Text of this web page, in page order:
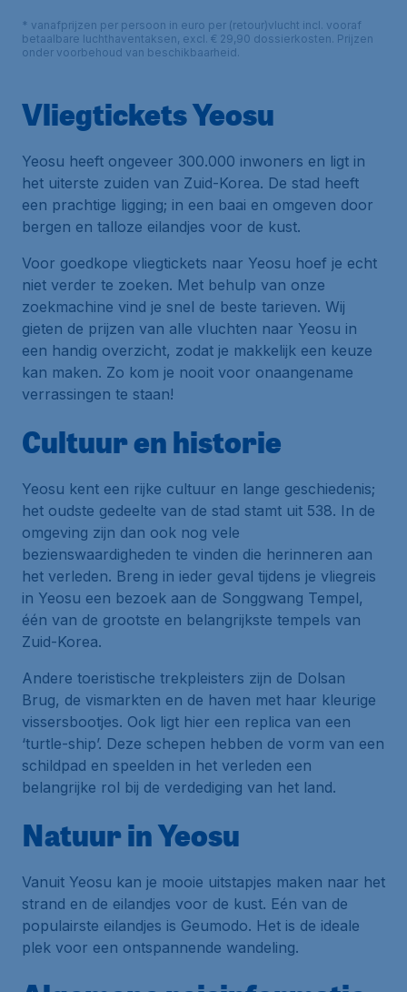
* vanafprijzen per persoon in euro per (retour)vlucht incl. vooraf
betaalbare luchthaventaksen, excl. € 29,90 dossierkosten. Prijzen
onder voorbehoud van beschikbaarheid.
Vliegtickets Yeosu
Yeosu heeft ongeveer 300.000 inwoners en ligt in
het uiterste zuiden van Zuid-Korea. De stad heeft
een prachtige ligging; in een baai en omgeven door
bergen en talloze eilandjes voor de kust.
Voor goedkope vliegtickets naar Yeosu hoef je echt
niet verder te zoeken. Met behulp van onze
zoekmachine vind je snel de beste tarieven. Wij
gieten de prijzen van alle vluchten naar Yeosu in
een handig overzicht, zodat je makkelijk een keuze
kan maken. Zo kom je nooit voor onaangename
verrassingen te staan!
Cultuur en historie
Yeosu kent een rijke cultuur en lange geschiedenis;
het oudste gedeelte van de stad stamt uit 538. In de
omgeving zijn dan ook nog vele
bezienswaardigheden te vinden die herinneren aan
het verleden. Breng in ieder geval tijdens je vliegreis
in Yeosu een bezoek aan de Songgwang Tempel,
één van de grootste en belangrijkste tempels van
Zuid-Korea.
Andere toeristische trekpleisters zijn de Dolsan
Brug, de vismarkten en de haven met haar kleurige
vissersbootjes. Ook ligt hier een replica van een
‘turtle-ship’. Deze schepen hebben de vorm van een
schildpad en speelden in het verleden een
belangrijke rol bij de verdediging van het land.
Natuur in Yeosu
Vanuit Yeosu kan je mooie uitstapjes maken naar het
strand en de eilandjes voor de kust. Eén van de
populairste eilandjes is Geumodo. Het is de ideale
plek voor een ontspannende wandeling.